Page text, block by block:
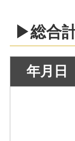
▶総合
年月日